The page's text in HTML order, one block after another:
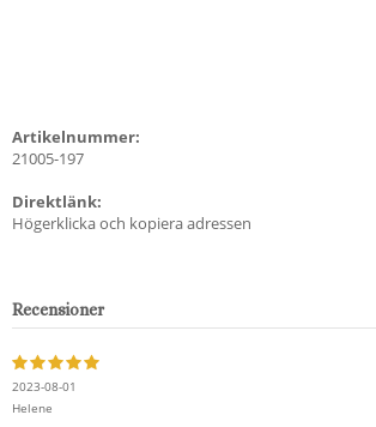
Artikelnummer:
21005-197
Direktlänk:
Högerklicka och kopiera adressen
Recensioner
2023-08-01
Helene